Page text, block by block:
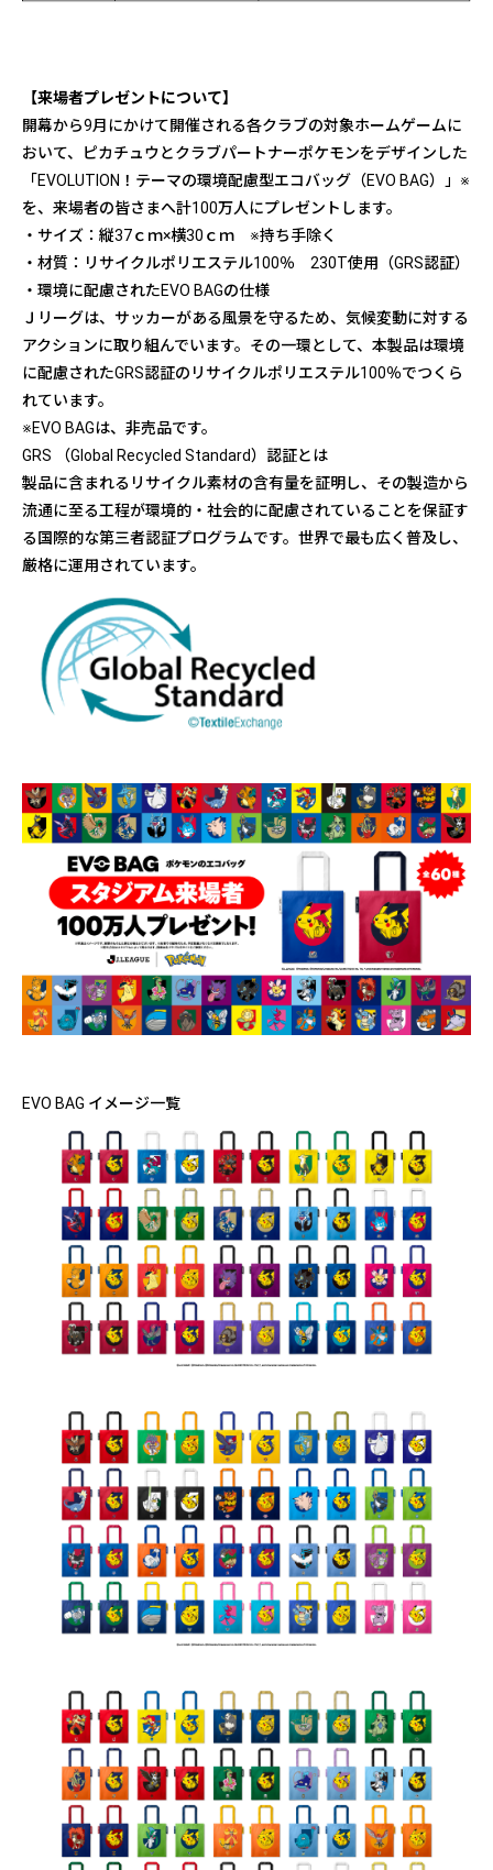
【来場者プレゼントについて】
開幕から9月にかけて開催される各クラブの対象ホームゲームに
おいて、ピカチュウとクラブパートナーポケモンをデザインした
「EVOLUTION！テーマの環境配慮型エコバッグ（EVO BAG）」※
を、来場者の皆さまへ計100万人にプレゼントします。
・サイズ：縦37ｃｍ×横30ｃｍ ※持ち手除く
・材質：リサイクルポリエステル100％ 230T使用（GRS認証）
・環境に配慮されたEVO BAGの仕様
Ｊリーグは、サッカーがある風景を守るため、気候変動に対する
アクションに取り組んでいます。その一環として、本製品は環境
に配慮されたGRS認証のリサイクルポリエステル100％でつくら
れています。
※EVO BAGは、非売品です。
GRS （Global Recycled Standard）認証とは
製品に含まれるリサイクル素材の含有量を証明し、その製造から
流通に至る工程が環境的・社会的に配慮されていることを保証す
る国際的な第三者認証プログラムです。世界で最も広く普及し、
厳格に運用されています。
EVO BAG イメージ一覧